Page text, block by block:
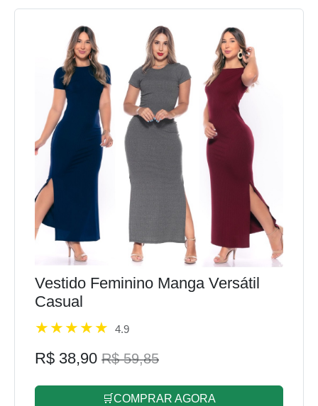
Vestido Feminino Manga Versátil
Casual
4.9
R$ 38,90 R$ 59,85
🛒COMPRAR AGORA